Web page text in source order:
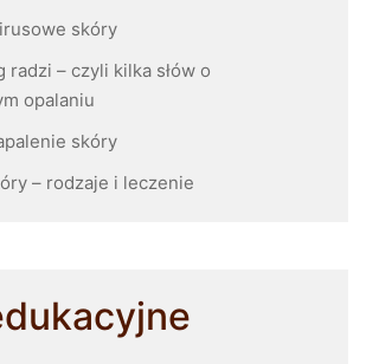
skóry
radzi – czyli kilka słów o
opalaniu
skóry
– rodzaje i leczenie